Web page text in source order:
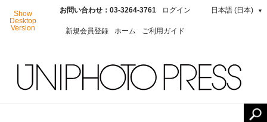
Show
Desktop
Version
お問い合わせ：03-3264-3761 ログイン
新規会員登録 ホーム ご利用ガイド
日本語 (日本) ▼